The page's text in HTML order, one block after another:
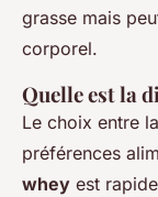
grasse mais
corporel.
Quelle est la
Le choix entre la
préférences
whey est